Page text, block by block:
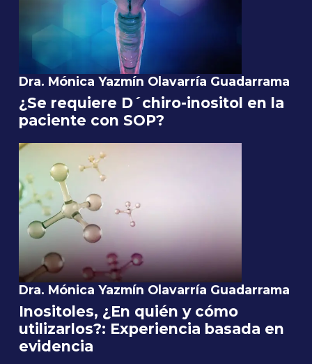
Dra. Mónica Yazmín Olavarría Guadarrama
¿Se requiere D´chiro-inositol en la
paciente con SOP?
Dra. Mónica Yazmín Olavarría Guadarrama
Inositoles, ¿En quién y cómo
utilizarlos?: Experiencia basada en
evidencia